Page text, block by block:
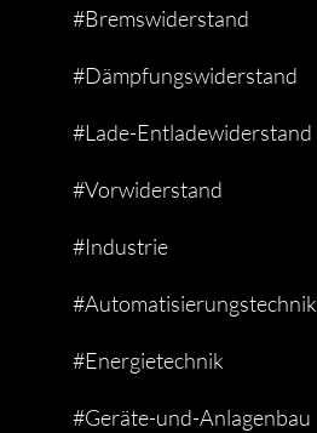
#Bremswiderstand
#Dämpfungswiderstand
#Lade-Entladewiderstand
#Vorwiderstand
#Industrie
#Automatisierungstechnik
#Energietechnik
#Geräte-und-Anlagenbau